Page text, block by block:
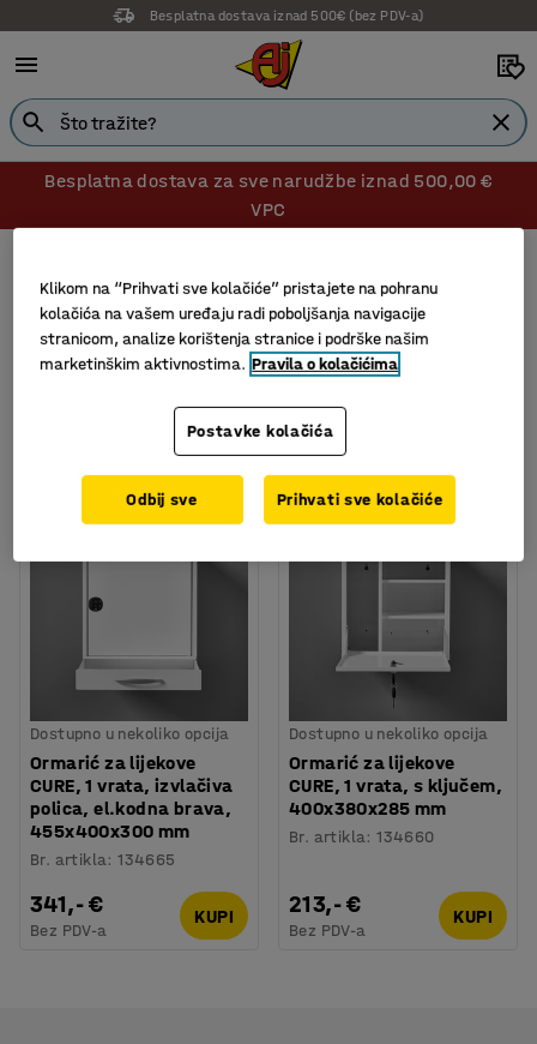
Besplatna dostava iznad 500€ (bez PDV-a)
Besplatna dostava za sve narudžbe iznad 500,00 €
VPC
Medicinski ormarići
Filtri
Dostupno u nekoliko opcija
Ormarić za lijekove
CURE, 1 vrata, izvlačiva
polica, el.kodna brava,
455x400x300 mm
Br. artikla:134665
341,- €
Bez PDV-a
KUPI
Dostupno u nekoliko opcija
Ormarić za lijekove
CURE, 1 vrata, s ključem,
400x380x285 mm
Br. artikla:134660
213,- €
Bez PDV-a
KUPI
Klikom na “Prihvati sve kolačiće” pristajete na pohranu
kolačića na vašem uređaju radi poboljšanja navigacije
stranicom, analize korištenja stranice i podrške našim
marketinškim aktivnostima. Pravila o kolačićima
Postavke kolačića
Odbij sve Prihvati sve kolačiće